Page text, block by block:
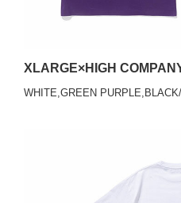
XLARGE×HIGH
WHITE,GREEN